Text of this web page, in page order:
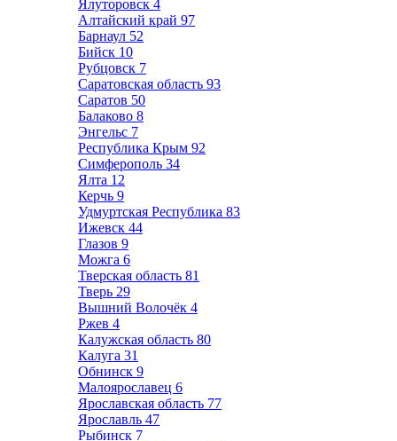
Ялуторовск 4
Алтайский край 97
Барнаул 52
Бийск 10
Рубцовск 7
Саратовская область 93
Саратов 50
Балаково 8
Энгельс 7
Республика Крым 92
Симферополь 34
Ялта 12
Керчь 9
Удмуртская Республика 83
Ижевск 44
Глазов 9
Можга 6
Тверская область 81
Тверь 29
Вышний Волочёк 4
Ржев 4
Калужская область 80
Калуга 31
Обнинск 9
Малоярославец 6
Ярославская область 77
Ярославль 47
Рыбинск 7